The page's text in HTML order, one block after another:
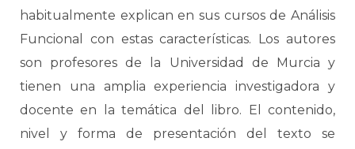
habitualmente explican en sus cursos de Análisis
Funcional con estas características. Los autores
son profesores de la Universidad de Murcia y
tienen una amplia experiencia investigadora y
docente en la temática del libro. El contenido,
nivel y forma de presentación del texto se